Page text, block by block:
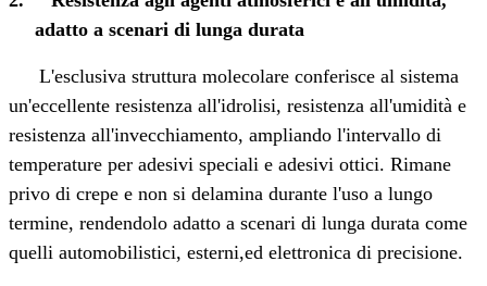
adatto a scenari di lunga durata
L'esclusiva struttura molecolare conferisce al sistema
un'eccellente resistenza all'idrolisi, resistenza all'umidità e
resistenza all'invecchiamento, ampliando l'intervallo di
temperature per adesivi speciali e adesivi ottici. Rimane
privo di crepe e non si delamina durante l'uso a lungo
termine, rendendolo adatto a scenari di lunga durata come
quelli automobilistici, esterni,ed elettronica di precisione.